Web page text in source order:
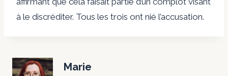
à le discréditer. Tous les trois ont nié l’accusation.
Marie